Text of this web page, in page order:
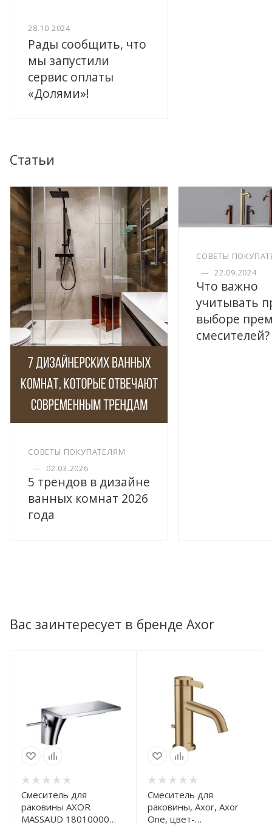
28.10.2024
Рады сообщить, что
мы запустили
сервис оплаты
«Долями»!
Статьи
СОВЕТЫ ПОКУПАТЕЛЯМ
— 02.03.2026
5 трендов в дизайне
ванных комнат 2026
года
СОВЕТЫ
— 22.09.2024
Что важно
учитывать
выборе
смесителей?
Вас заинтересует в бренде Axor
Смеситель для
раковины AXOR
MASSAUD 18010000
Смеситель для
раковины, Axor, Axor
One, цвет-